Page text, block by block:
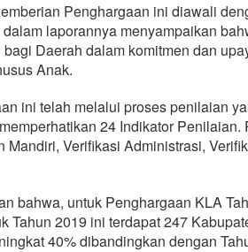
a
n
P
P
A
Penghargaan ini diawali
laporannya menyampaikan
Daerah dalam komitmen dan
Anak.
ini telah melalui proses penilaian
24 Indikator
Mandiri, Verifikasi Administrasi,
bahwa, untuk Penghargaan KLA
Tahun 2019 ini terdapat 247
40% dibandingkan dengan